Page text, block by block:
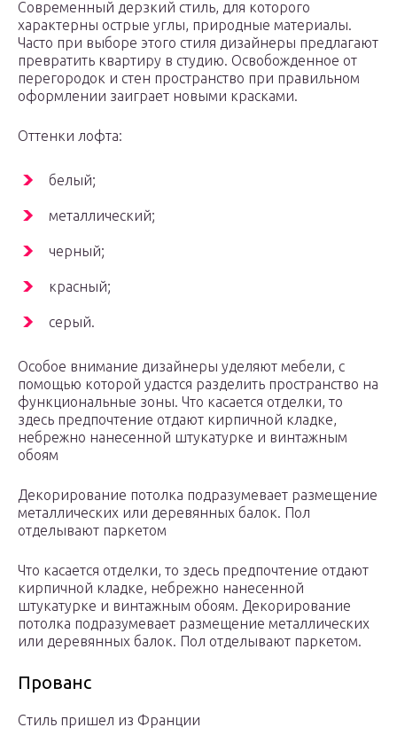
Современный дерзкий стиль, для которого
характерны острые углы, природные материалы.
Часто при выборе этого стиля дизайнеры предлагают
превратить квартиру в студию. Освобожденное от
перегородок и стен пространство при правильном
оформлении заиграет новыми красками.
Оттенки лофта:
белый;
металлический;
черный;
красный;
серый.
Особое внимание дизайнеры уделяют мебели, с
помощью которой удастся разделить пространство на
функциональные зоны. Что касается отделки, то
здесь предпочтение отдают кирпичной кладке,
небрежно нанесенной штукатурке и винтажным
обоям
Декорирование потолка подразумевает размещение
металлических или деревянных балок. Пол
отделывают паркетом
Что касается отделки, то здесь предпочтение отдают
кирпичной кладке, небрежно нанесенной
штукатурке и винтажным обоям. Декорирование
потолка подразумевает размещение металлических
или деревянных балок. Пол отделывают паркетом.
Прованс
Стиль пришел из Франции